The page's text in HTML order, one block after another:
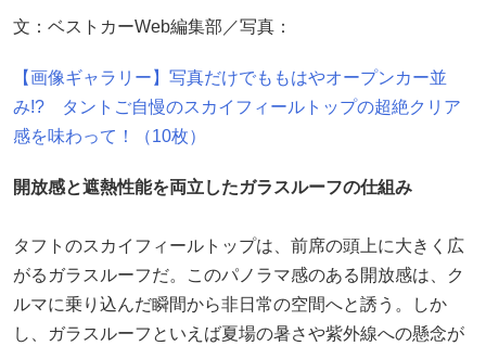
文：ベストカーWeb編集部／写真：
【画像ギャラリー】写真だけでももはやオープンカー並
み!? タントご自慢のスカイフィールトップの超絶クリア
感を味わって！（10枚）
開放感と遮熱性能を両立したガラスルーフの仕組み
タフトのスカイフィールトップは、前席の頭上に大きく広
がるガラスルーフだ。このパノラマ感のある開放感は、ク
ルマに乗り込んだ瞬間から非日常の空間へと誘う。しか
し、ガラスルーフといえば夏場の暑さや紫外線への懸念が